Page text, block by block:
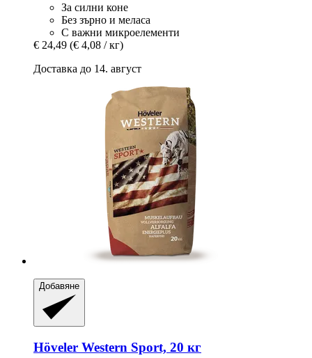
За силни коне
Без зърно и меласа
С важни микроелементи
€ 24,49 (€ 4,08 / кг)
Доставка до 14. август
Добавяне
Höveler Western Sport, 20 кг